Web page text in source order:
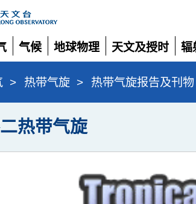
气候
展
开
地球物理
展
开
天文及授时
展
开
辐
展
开
> 热带气旋 > 热带气旋报告及刊物
热带气旋